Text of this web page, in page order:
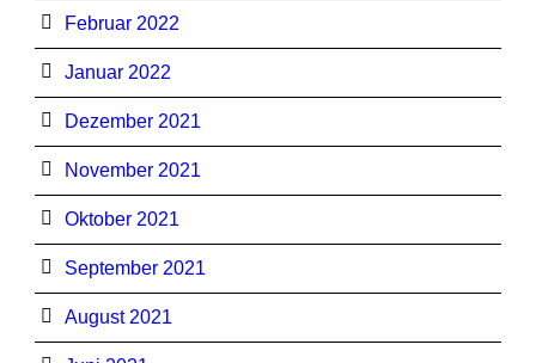
Februar 2022
Januar 2022
Dezember 2021
November 2021
Oktober 2021
September 2021
August 2021